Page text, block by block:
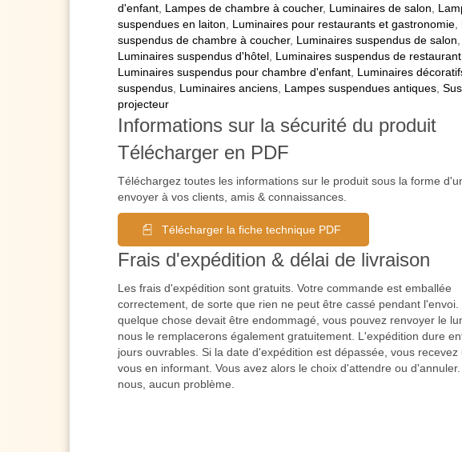
d'enfant, Lampes de chambre à coucher, Luminaires de salon,
suspendues en laiton, Luminaires pour restaurants et gastronomie,
suspendus de chambre à coucher, Luminaires suspendus de salon,
Luminaires suspendus d'hôtel, Luminaires suspendus de restaurant
Luminaires suspendus pour chambre d'enfant, Luminaires
suspendus, Luminaires anciens, Lampes suspendues antiques,
projecteur
Informations sur la sécurité du produit
Télécharger en PDF
Téléchargez toutes les informations sur le produit sous la forme
envoyer à vos clients, amis & connaissances.
Télécharger la fiche technique PDF
Frais d'expédition & délai de livraison
Les frais d'expédition sont gratuits. Votre commande est emballée
correctement, de sorte que rien ne peut être cassé pendant l'envoi.
quelque chose devait être endommagé, vous pouvez renvoyer le
nous le remplacerons également gratuitement. L'expédition dure
jours ouvrables. Si la date d'expédition est dépassée, vous recevez
vous en informant. Vous avez alors le choix d'attendre ou
nous, aucun problème.